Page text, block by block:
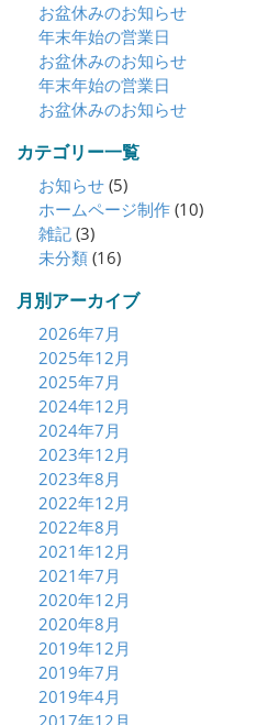
お盆休みのお知らせ
年末年始の営業日
お盆休みのお知らせ
年末年始の営業日
お盆休みのお知らせ
カテゴリー一覧
お知らせ (5)
ホームページ制作 (10)
雑記 (3)
未分類 (16)
月別アーカイブ
2026年7月
2025年12月
2025年7月
2024年12月
2024年7月
2023年12月
2023年8月
2022年12月
2022年8月
2021年12月
2021年7月
2020年12月
2020年8月
2019年12月
2019年7月
2019年4月